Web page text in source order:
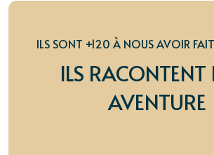
ILS SONT +120 À NOUS AVOIR
ILS RACONTENT
AVENTURE